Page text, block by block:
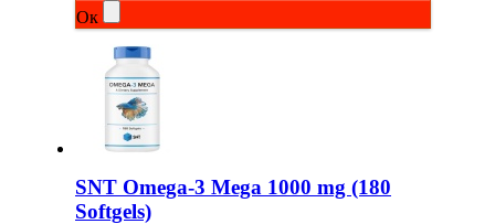
Ок
SNT Omega-3 Mega 1000 mg (180
Softgels)